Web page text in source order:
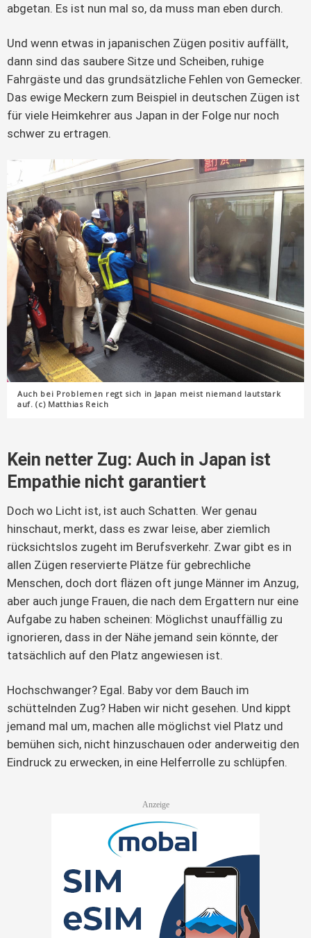
abgetan. Es ist nun mal so, da muss man eben durch.
Und wenn etwas in japanischen Zügen positiv auffällt,
dann sind das saubere Sitze und Scheiben, ruhige
Fahrgäste und das grundsätzliche Fehlen von Gemecker.
Das ewige Meckern zum Beispiel in deutschen Zügen ist
für viele Heimkehrer aus Japan in der Folge nur noch
schwer zu ertragen.
Auch bei Problemen regt sich in Japan meist niemand lautstark
auf. (c) Matthias Reich
Kein netter Zug: Auch in Japan ist
Empathie nicht garantiert
Doch wo Licht ist, ist auch Schatten. Wer genau
hinschaut, merkt, dass es zwar leise, aber ziemlich
rücksichtslos zugeht im Berufsverkehr. Zwar gibt es in
allen Zügen reservierte Plätze für gebrechliche
Menschen, doch dort fläzen oft junge Männer im Anzug,
aber auch junge Frauen, die nach dem Ergattern nur eine
Aufgabe zu haben scheinen: Möglichst unauffällig zu
ignorieren, dass in der Nähe jemand sein könnte, der
tatsächlich auf den Platz angewiesen ist.
Hochschwanger? Egal. Baby vor dem Bauch im
schüttelnden Zug? Haben wir nicht gesehen. Und kippt
jemand mal um, machen alle möglichst viel Platz und
bemühen sich, nicht hinzuschauen oder anderweitig den
Eindruck zu erwecken, in eine Helferrolle zu schlüpfen.